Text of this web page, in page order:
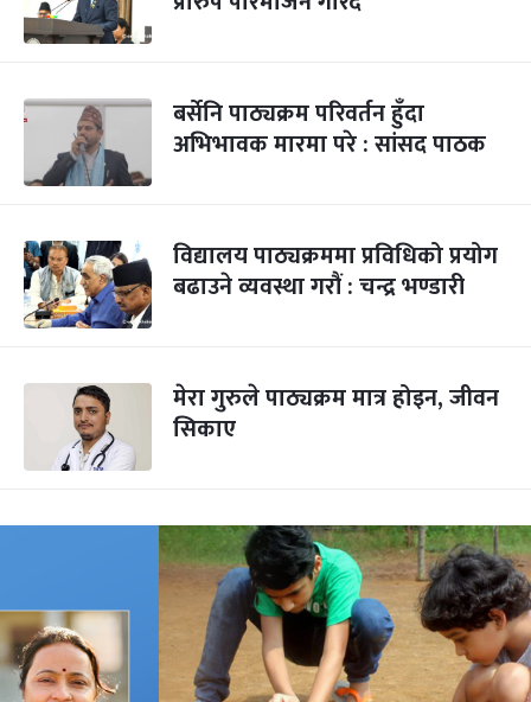
बर्सेनि पाठ्यक्रम परिवर्तन हुँदा
अभिभावक मारमा परे : सांसद पाठक
विद्यालय पाठ्यक्रममा प्रविधिको प्रयोग
बढाउने व्यवस्था गरौं : चन्द्र भण्डारी
मेरा गुरुले पाठ्यक्रम मात्र होइन, जीवन
सिकाए